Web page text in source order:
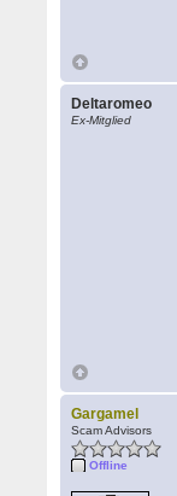
Deltaromeo
Ex-Mitglied
Gargamel
Scam Advisors
Offline